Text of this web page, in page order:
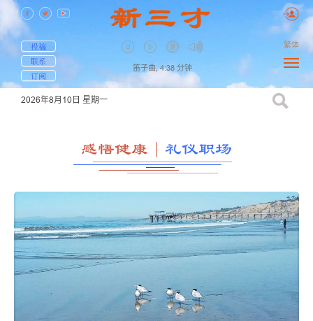
投稿
联系
订阅
笛子曲, 4:38 分钟
繁体
2026年8月10日 星期一
感悟健康 ｜ 礼仪职场